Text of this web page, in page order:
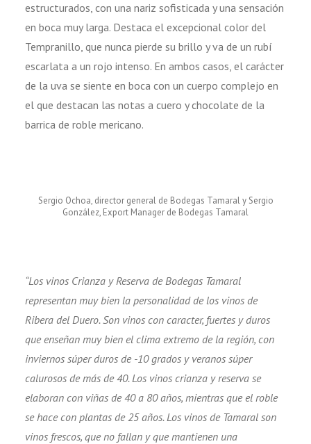
estructurados, con una nariz sofisticada y una sensación
en boca muy larga. Destaca el excepcional color del
Tempranillo, que nunca pierde su brillo y va de un rubí
escarlata a un rojo intenso. En ambos casos, el carácter
de la uva se siente en boca con un cuerpo complejo en
el que destacan las notas a cuero y chocolate de la
barrica de roble mericano.
Sergio Ochoa, director general de Bodegas Tamaral y Sergio
González, Export Manager de Bodegas Tamaral
“Los vinos Crianza y Reserva de Bodegas Tamaral
representan muy bien la personalidad de los vinos de
Ribera del Duero. Son vinos con caracter, fuertes y duros
que enseñan muy bien el clima extremo de la región, con
inviernos súper duros de -10 grados y veranos súper
calurosos de más de 40. Los vinos crianza y reserva se
elaboran con viñas de 40 a 80 años, mientras que el roble
se hace con plantas de 25 años. Los vinos de Tamaral son
vinos frescos, que no fallan y que mantienen una